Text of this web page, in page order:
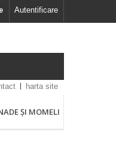
Autentificare
harta site
ȘI MOMELI